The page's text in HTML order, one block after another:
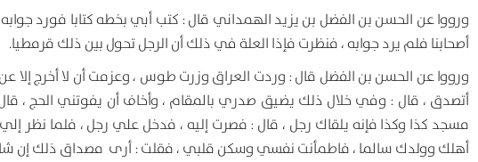
ورووا عن الحسن بن الفضل بن يزيد الهمداني قال : كتب أبي بخطه كتابا فورد
أصحابنا فلم يرد جوابه ، فنظرت فإذا العلة في ذلك أن الرجل تحول بين ذلك قرمطيا.
ورووا عن الحسن بن الفضل قال : وردت العراق وزرت طوس ، وعزمت أن لا أخرج إلا
أتصدق ، قال : وفي خلال ذلك يضيق صدري بالمقام ، وأخاف أن يفوتني الحج ،
مسجد كذا وكذا فإنه يلقاك رجل ، قال : فصرت إليه ، فدخل علي رجل ، فلما
أهلك وولدك سالما ، فاطمأنت نفسي وسكن قلبي ، فقلت : أرى مصداق ذلك إن